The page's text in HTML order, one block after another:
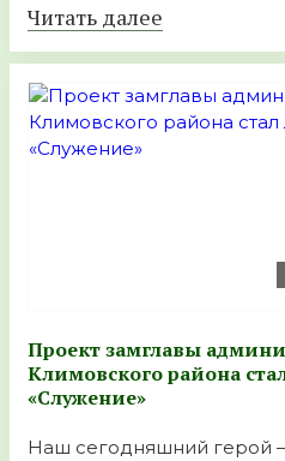
Читать далее
Проект замглавы
Климовского района
«Служение»
Наш сегодняшний герой